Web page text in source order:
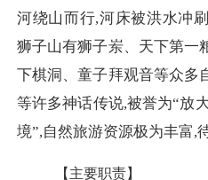
河绕山而行,河床被洪水冲
狮子山有狮子岽、天下第一
下棋洞、童子拜观音等众多
等许多神话传说,被誉为“放
境”,自然旅游资源极为丰富,
【主要职责】